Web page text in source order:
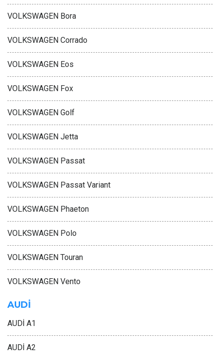
VOLKSWAGEN Bora
VOLKSWAGEN Corrado
VOLKSWAGEN Eos
VOLKSWAGEN Fox
VOLKSWAGEN Golf
VOLKSWAGEN Jetta
VOLKSWAGEN Passat
VOLKSWAGEN Passat Variant
VOLKSWAGEN Phaeton
VOLKSWAGEN Polo
VOLKSWAGEN Touran
VOLKSWAGEN Vento
AUDİ
AUDİ A1
AUDİ A2